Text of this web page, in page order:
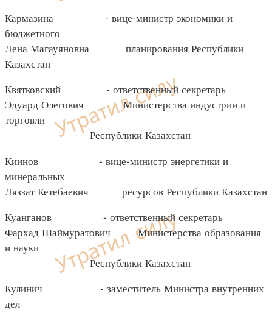
Кармазина - вице-министр экономики и
бюджетного
Лена Магауяновна планирования Республики
Казахстан
Квятковский - ответственный секретарь
Эдуард Олегович Министерства индустрии и
торговли
Республики Казахстан
Киинов - вице-министр энергетики и
минеральных
Ляззат Кетебаевич ресурсов Республики Казахстан
Куанганов - ответственный секретарь
Фархад Шаймуратович Министерства образования
и науки
Республики Казахстан
Кулинич - заместитель Министра внутренних
дел